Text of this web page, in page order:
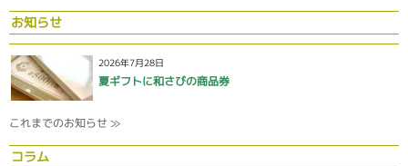
お知らせ
2026年7月28日
夏ギフトに和さびの商品券
これまでのお知らせ ≫
コラム